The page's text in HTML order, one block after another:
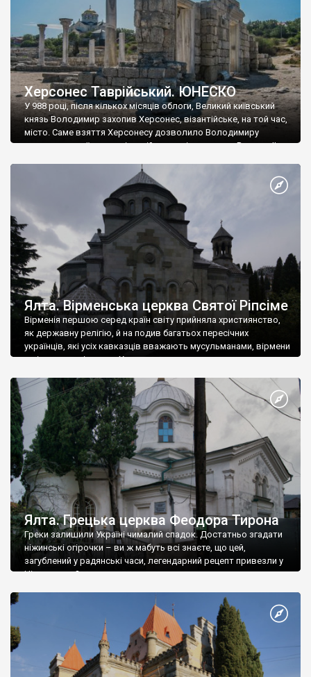
Херсонес Таврійський. ЮНЕСКО
У 988 році, після кількох місяців облоги, Великий київський
князь Володимир захопив Херсонес, візантійське, на той час,
місто. Саме взяття Херсонесу дозволило Володимиру
диктувати свої умови візантійському імператору Василю ІІ, та
Херсонесі Володимир-язичник, став Василем-християнином.
А потім було Хрещення Русі. На честь Херсонесу Таврійського
Ялта. Вірменська церква Святої Ріпсіме
Вірменія першою серед країн світу прийняла християнство,
як державну релігію, й на подив багатьох пересічних
українців, які усіх кавказців вважають мусульманами, вірмени
є відданими вірянами Христа
Ялта. Грецька церква Феодора Тирона
Греки залишили Україні чималий спадок. Достатньо згадати
ніжинські огірочки – ви ж мабуть всі знаєте, що цей,
загублений у радянські часи, легендарний рецепт привезли у
Ніжин греки?